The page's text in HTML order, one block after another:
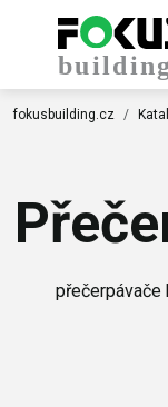
fokusbuilding.cz
přečerpávače